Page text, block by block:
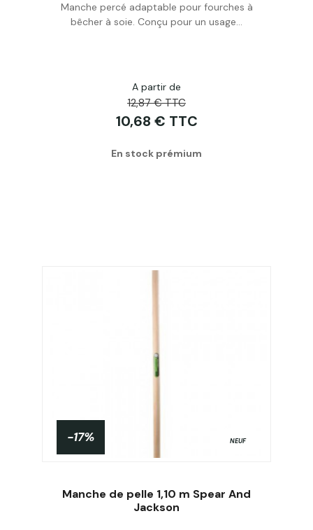
Acheter
Manche percé adaptable pour fourches à
bêcher à soie. Conçu pour un usage...
A partir de
12,87 € TTC
10,68 € TTC
En stock prémium
-17% NEUF
Manche de pelle 1,10 m Spear And
Jackson